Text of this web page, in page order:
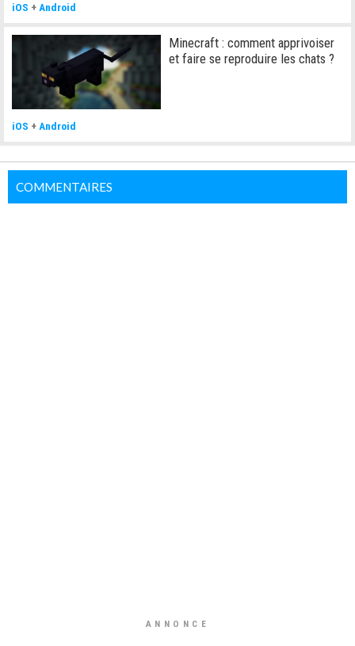
iOS +Android
Minecraft : comment apprivoiser
et faire se reproduire les chats ?
iOS +Android
COMMENTAIRES
ANNONCE